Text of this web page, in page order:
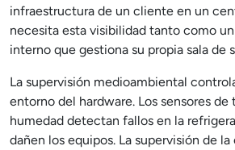
infraestructura de un cliente en un
necesita esta visibilidad tanto como
interno que gestiona su propia sala de
La supervisión medioambiental
entorno del hardware. Los sensores de
humedad detectan fallos en la
dañen los equipos. La supervisión de